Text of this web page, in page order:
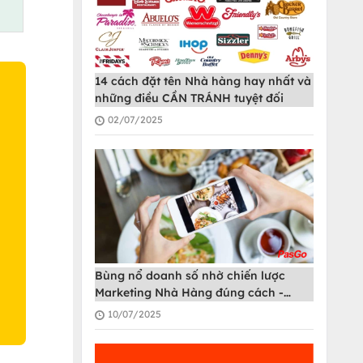
14 cách đặt tên Nhà hàng hay nhất và
những điều CẦN TRÁNH tuyệt đối
02/07/2025
Bùng nổ doanh số nhờ chiến lược
Marketing Nhà Hàng đúng cách -
PasGo
10/07/2025